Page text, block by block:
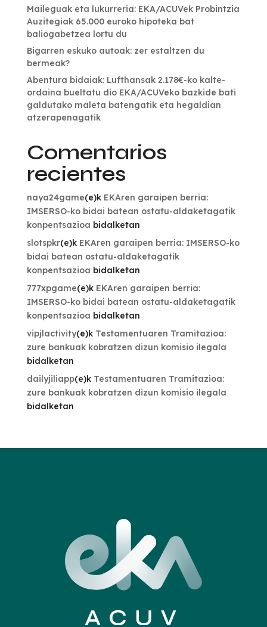
Maileguak eta lukurreria: EKA/ACUVek Probintzia
Auzitegiak 65.000 euroko hipoteka bat
baliogabetzea lortu du
Bigarren eskuko autoak: zer estaltzen du
bermeak?
Abentura bidaiak: Lufthansak 2.178€-ko kalte-
ordaina bueltatu dio EKA/ACUVeko bazkide bati
galdutako maleta batengatik eta hegaldian
atzerapenagatik
Comentarios
recientes
naya24game(e)k EKAren garaipen berria:
IMSERSO-ko bidai batean ostatu-aldaketagatik
konpentsazioa bidalketan
slotspkr(e)k EKAren garaipen berria: IMSERSO-ko
bidai batean ostatu-aldaketagatik
konpentsazioa bidalketan
777xpgame(e)k EKAren garaipen berria:
IMSERSO-ko bidai batean ostatu-aldaketagatik
konpentsazioa bidalketan
vipjlactivity(e)k Testamentuaren Tramitazioa:
zure bankuak kobratzen dizun komisio ilegala
bidalketan
dailyjiliapp(e)k Testamentuaren Tramitazioa:
zure bankuak kobratzen dizun komisio ilegala
bidalketan